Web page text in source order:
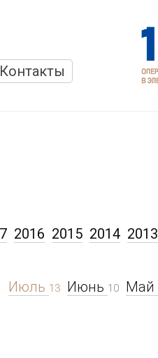
Контакты
Июль 13 Июнь 10 Май
2016 2015 2014 2013